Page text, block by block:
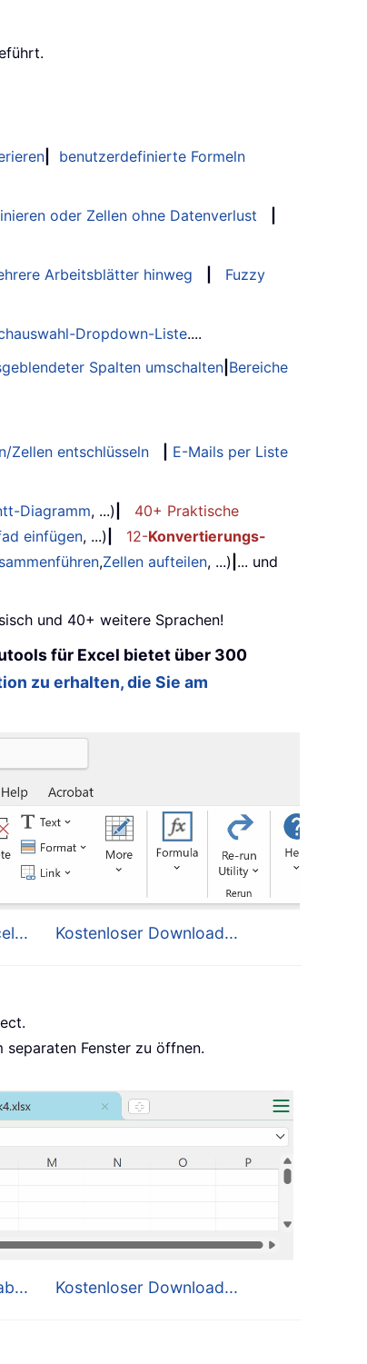
benutzerdefinierte Formeln
oder Zellen ohne Datenverlust
Arbeitsblätter hinweg
Fuzzy
Dropdown-Liste....
Spalten umschalten Bereiche
Zellen entschlüsseln
E-Mails per Liste
Diagramm, ...)
40+ Praktische
einfügen, ...) 12-Konvertierungs-
,Zellen aufteilen, ...) ... und
und 40+ weitere Sprachen!
für Excel bietet über 300
zu erhalten, die Sie am
Kostenloser Download...
separaten Fenster zu öffnen.
Kostenloser Download...